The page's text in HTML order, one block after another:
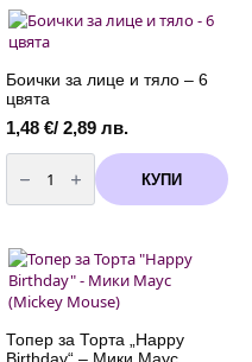
Маус
(
Mickey
-
110/180
см
Боички за лице и тяло – 6
цвята
1,48 €/ 2,89 лв.
количество
за
Боички
за
тяло
-
6
цвята
КУПИ
Топер за Торта „Happy